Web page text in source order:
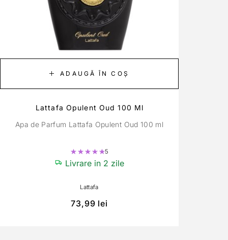
ADAUGĂ ÎN COȘ
Lattafa Opulent Oud 100 Ml
Apa de Parfum Lattafa Opulent Oud 100 ml
Evaluat la
5
Livrare in 2 zile
Lattafa
73,99 lei